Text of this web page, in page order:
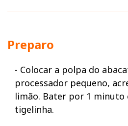
Preparo
- Colocar a polpa do
processador pequeno,
limão. Bater por 1 minuto
tigelinha.